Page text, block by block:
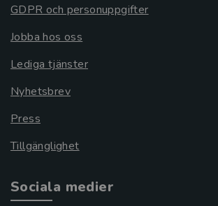
GDPR och personuppgifter
Jobba hos oss
Lediga tjänster
Nyhetsbrev
Press
Tillgänglighet
Sociala medier